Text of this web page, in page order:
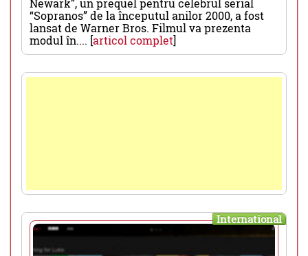
Newark”, un prequel pentru celebrul serial
“Sopranos” de la începutul anilor 2000, a fost
lansat de Warner Bros. Filmul va prezenta
modul în.... [articol complet]
International